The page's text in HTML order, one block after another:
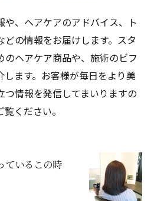
、ヘアケアのアドバイス、ト
どの情報をお届けします。スタ
のヘアケア商品や、施術のビフ
します。お客様が毎日をより美
つ情報を発信してまいりますの
ください。
ているこの時